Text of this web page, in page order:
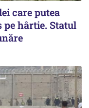
care putea
pe hârtie. Statul